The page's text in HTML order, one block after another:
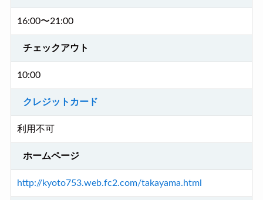
16:00〜21:00
チェックアウト
10:00
クレジットカード
利用不可
ホームページ
http://kyoto753.web.fc2.com/takayama.html